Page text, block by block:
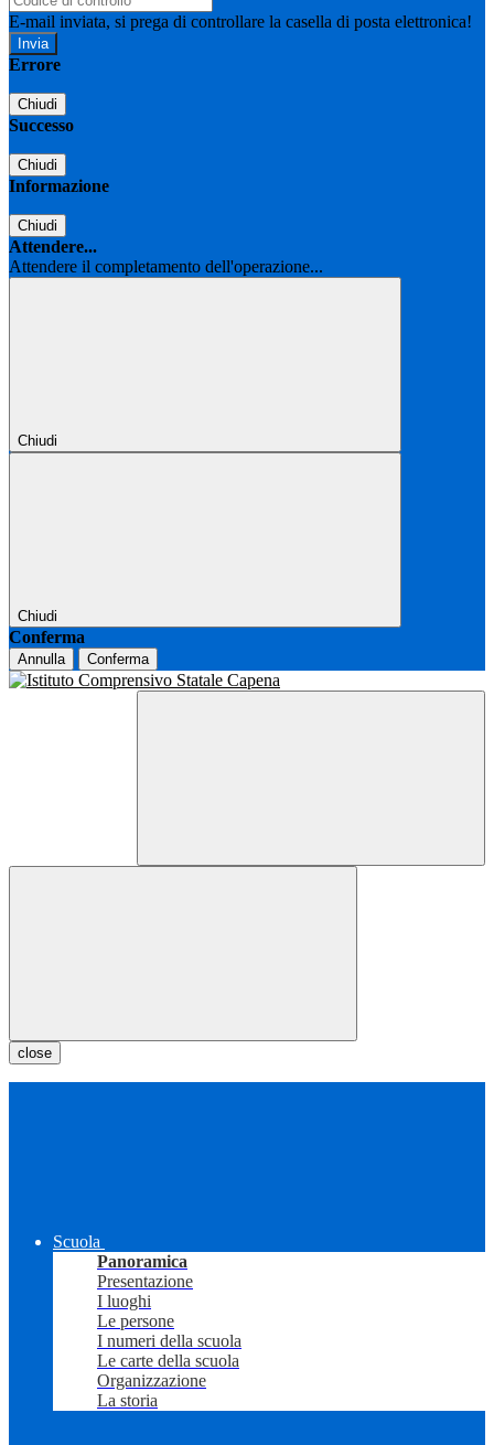
E-mail inviata, si prega di controllare la casella di posta elettronica!
Errore
Chiudi
Successo
Chiudi
Informazione
Chiudi
Attendere...
Attendere il completamento dell'operazione...
Chiudi
Chiudi
Conferma
Annulla Conferma
close
Scuola
Panoramica
Presentazione
I luoghi
Le persone
I numeri della scuola
Le carte della scuola
Organizzazione
La storia